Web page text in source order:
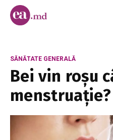
SĂNĂTATE GENERALĂ
Bei vin roșu
menstruație?